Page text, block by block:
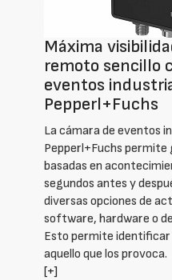
Máxima
remoto sencillo
eventos
Pepperl+Fuchs
La cámara de eventos
Pepperl+Fuchs permite
basadas en
segundos antes y
diversas opciones de
software, hardware o
Esto permite
aquello que los provoca.
[+]